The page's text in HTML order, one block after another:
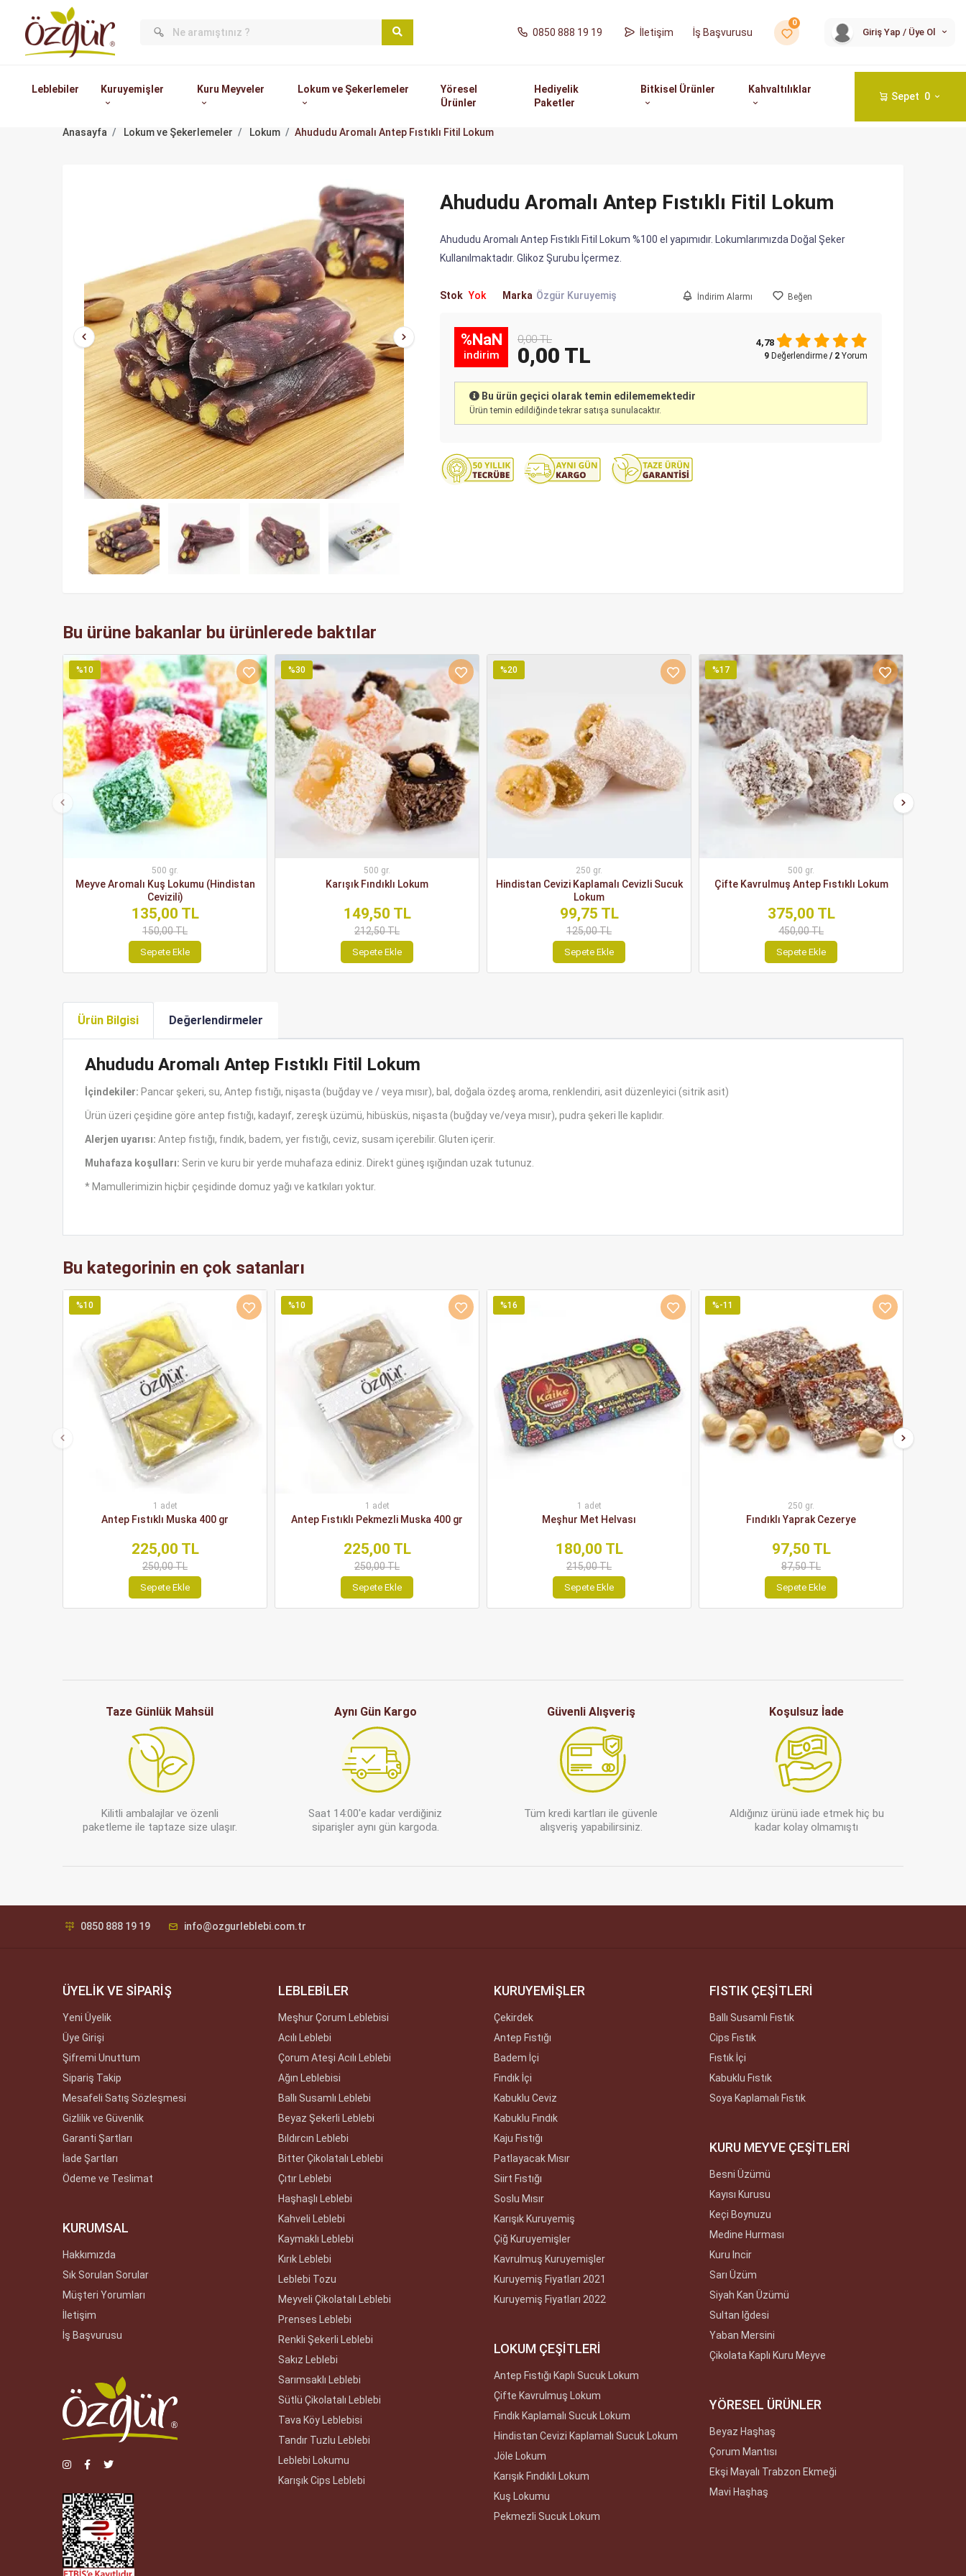
0850 888 19 19 İletişim İş Başvurusu
0
Giriş Yap / Üye Ol
Leblebiler Kuruyemişler Kuru Meyveler Lokum ve Şekerlemeler
Yöresel
Ürünler
Hediyelik
Paketler
Bitkisel Ürünler Kahvaltılıklar
Sepet 0
Anasayfa Lokum ve Şekerlemeler Lokum Ahududu Aromalı Antep Fıstıklı Fitil Lokum
Ahududu Aromalı Antep Fıstıklı Fitil Lokum
Ahududu Aromalı Antep Fıstıklı Fitil Lokum %100 el yapımıdır. Lokumlarımızda Doğal Şeker
Kullanılmaktadır. Glikoz Şurubu İçermez.
Stok Yok Marka Özgür Kuruyemiş İndirim Alarmı Beğen
%NaN
indirim
0,00 TL
0,00 TL 4,78
9 Değerlendirme / 2 Yorum
Bu ürün geçici olarak temin edilememektedir
Ürün temin edildiğinde tekrar satışa sunulacaktır.
Bu ürüne bakanlar bu ürünlerede baktılar
%10
500 gr.
Meyve Aromalı Kuş Lokumu (Hindistan
Cevizili)
135,00 TL
150,00 TL
Sepete Ekle
%30
500 gr.
Karışık Fındıklı Lokum
149,50 TL
212,50 TL
Sepete Ekle
%20
250 gr.
Hindistan Cevizi Kaplamalı Cevizli Sucuk
Lokum
99,75 TL
125,00 TL
Sepete Ekle
%17
500 gr.
Çifte Kavrulmuş Antep Fıstıklı Lokum
375,00 TL
450,00 TL
Sepete Ekle
Ürün Bilgisi Değerlendirmeler
Ahududu Aromalı Antep Fıstıklı Fitil Lokum
İçindekiler: Pancar şekeri, su, Antep fıstığı, nişasta (buğday ve / veya mısır), bal, doğala özdeş aroma, renklendiri, asit düzenleyici (sitrik asit)
Ürün üzeri çeşidine göre antep fıstığı, kadayıf, zereşk üzümü, hibüsküs, nişasta (buğday ve/veya mısır), pudra şekeri Ile kaplıdır.
Alerjen uyarısı: Antep fıstığı, fındık, badem, yer fıstığı, ceviz, susam içerebilir. Gluten içerir.
Muhafaza koşulları: Serin ve kuru bir yerde muhafaza ediniz. Direkt güneş ışığından uzak tutunuz.
* Mamullerimizin hiçbir çeşidinde domuz yağı ve katkıları yoktur.
Bu kategorinin en çok satanları
%10
1 adet
Antep Fıstıklı Muska 400 gr
225,00 TL
250,00 TL
Sepete Ekle
%10
1 adet
Antep Fıstıklı Pekmezli Muska 400 gr
225,00 TL
250,00 TL
Sepete Ekle
%16
1 adet
Meşhur Met Helvası
180,00 TL
215,00 TL
Sepete Ekle
%-11
250 gr.
Fındıklı Yaprak Cezerye
97,50 TL
87,50 TL
Sepete Ekle
Taze Günlük Mahsül
Kilitli ambalajlar ve özenli
paketleme ile taptaze size ulaşır.
Aynı Gün Kargo
Saat 14:00'e kadar verdiğiniz
siparişler aynı gün kargoda.
Güvenli Alışveriş
Tüm kredi kartları ile güvenle
alışveriş yapabilirsiniz.
Koşulsuz İade
Aldığınız ürünü iade etmek hiç bu
kadar kolay olmamıştı
0850 888 19 19 info@ozgurleblebi.com.tr
ÜYELİK VE SİPARİŞ
Yeni Üyelik
Üye Girişi
Şifremi Unuttum
Sipariş Takip
Mesafeli Satış Sözleşmesi
Gizlilik ve Güvenlik
Garanti Şartları
İade Şartları
Ödeme ve Teslimat
KURUMSAL
Hakkımızda
Sık Sorulan Sorular
Müşteri Yorumları
İletişim
İş Başvurusu
LEBLEBİLER
Meşhur Çorum Leblebisi
Acılı Leblebi
Çorum Ateşi Acılı Leblebi
Ağın Leblebisi
Ballı Susamlı Leblebi
Beyaz Şekerli Leblebi
Bıldırcın Leblebi
Bitter Çikolatalı Leblebi
Çıtır Leblebi
Haşhaşlı Leblebi
Kahveli Leblebi
Kaymaklı Leblebi
Kırık Leblebi
Leblebi Tozu
Meyveli Çikolatalı Leblebi
Prenses Leblebi
Renkli Şekerli Leblebi
Sakız Leblebi
Sarımsaklı Leblebi
Sütlü Çikolatalı Leblebi
Tava Köy Leblebisi
Tandır Tuzlu Leblebi
Leblebi Lokumu
Karışık Cips Leblebi
KURUYEMİŞLER
Çekirdek
Antep Fıstığı
Badem İçi
Fındık İçi
Kabuklu Ceviz
Kabuklu Fındık
Kaju Fıstığı
Patlayacak Mısır
Siirt Fıstığı
Soslu Mısır
Karışık Kuruyemiş
Çiğ Kuruyemişler
Kavrulmuş Kuruyemişler
Kuruyemiş Fiyatları 2021
Kuruyemiş Fiyatları 2022
LOKUM ÇEŞİTLERİ
Antep Fıstığı Kaplı Sucuk Lokum
Çifte Kavrulmuş Lokum
Fındık Kaplamalı Sucuk Lokum
Hindistan Cevizi Kaplamalı Sucuk Lokum
Jöle Lokum
Karışık Fındıklı Lokum
Kuş Lokumu
Pekmezli Sucuk Lokum
FISTIK ÇEŞİTLERİ
Ballı Susamlı Fıstık
Cips Fıstık
Fıstık İçi
Kabuklu Fıstık
Soya Kaplamalı Fıstık
KURU MEYVE ÇEŞİTLERİ
Besni Üzümü
Kayısı Kurusu
Keçi Boynuzu
Medine Hurması
Kuru Incir
Sarı Üzüm
Siyah Kan Üzümü
Sultan Iğdesi
Yaban Mersini
Çikolata Kaplı Kuru Meyve
YÖRESEL ÜRÜNLER
Beyaz Haşhaş
Çorum Mantısı
Ekşi Mayalı Trabzon Ekmeği
Mavi Haşhaş